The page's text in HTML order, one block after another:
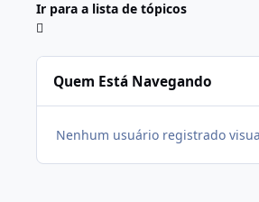
Ir para a lista de tópicos
Quem Está Navegando
Nenhum usuário registrado